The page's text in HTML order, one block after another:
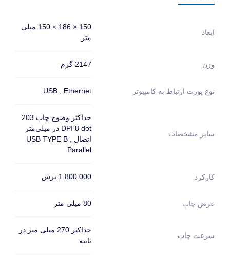
ابعاد
150 × 186 × 150 میلی
متر
وزن 2147 گرم
نوع پورت ارتباط به کامپیوتر USB , Ethernet
سایر مشخصات
حداکثر وضوح چاپ 203
DPI 8 dot در میلی‌متر
اتصال USB TYPE B ,
Parallel
کارکرد 1.800.000 برش
عرض چاپ 80 میلی متر
سرعت چاپ
حداکثر 270 میلی متر در
ثانیه